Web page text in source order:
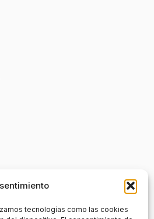
tecnologías como las cookies